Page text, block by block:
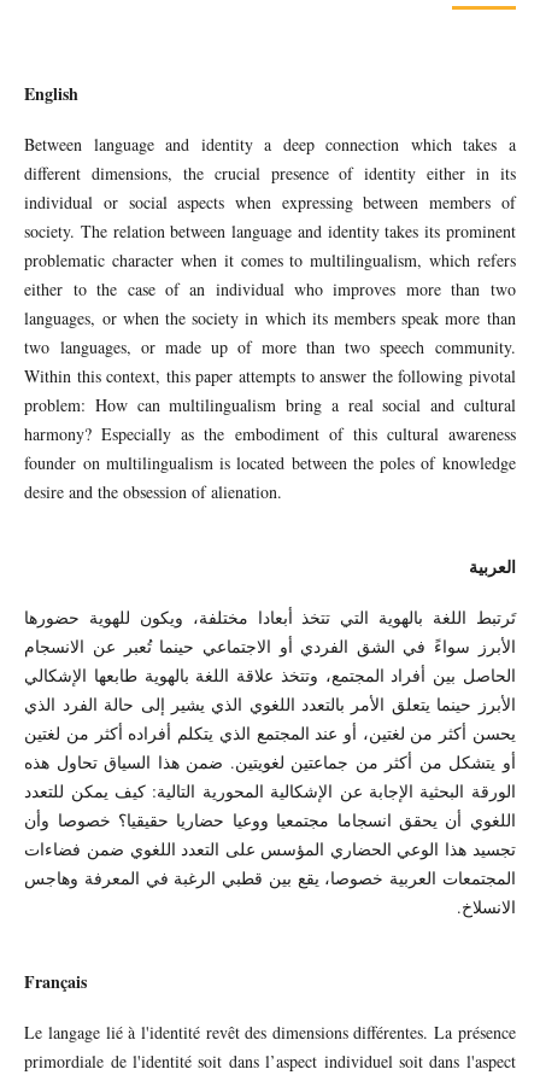
English
Between language and identity a deep connection which takes a
different dimensions, the crucial presence of identity either in its
individual or social aspects when expressing between members of
society. The relation between language and identity takes its prominent
problematic character when it comes to multilingualism, which refers
either to the case of an individual who improves more than two
languages, or when the society in which its members speak more than
two languages, or made up of more than two speech community.
Within this context, this paper attempts to answer the following pivotal
problem: How can multilingualism bring a real social and cultural
harmony? Especially as the embodiment of this cultural awareness
founder on multilingualism is located between the poles of knowledge
desire and the obsession of alienation.
العربية
تَرتبط اللغة بالهوية التي تتخذ أبعادا مختلفة، ويكون للهوية حضورها
الأبرز سواءً في الشق الفردي أو الاجتماعي حينما تُعبر عن الانسجام
الحاصل بين أفراد المجتمع، وتتخذ علاقة اللغة بالهوية طابعها الإشكالي
الأبرز حينما يتعلق الأمر بالتعدد اللغوي الذي يشير إلى حالة الفرد الذي
يحسن أكثر من لغتين، أو عند المجتمع الذي يتكلم أفراده أكثر من لغتين
أو يتشكل من أكثر من جماعتين لغويتين. ضمن هذا السياق تحاول هذه
الورقة البحثية الإجابة عن الإشكالية المحورية التالية: كيف يمكن للتعدد
اللغوي أن يحقق انسجاما مجتمعيا ووعيا حضاريا حقيقيا؟ خصوصا وأن
تجسيد هذا الوعي الحضاري المؤسس على التعدد اللغوي ضمن فضاءات
المجتمعات العربية خصوصا، يقع بين قطبي الرغبة في المعرفة وهاجس
الانسلاخ.
Français
Le langage lié à l'identité revêt des dimensions différentes. La présence
primordiale de l'identité soit dans l’aspect individuel soit dans l'aspect